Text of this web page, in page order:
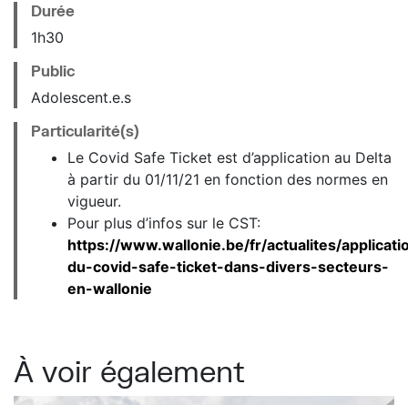
Durée
1h30
Public
Adolescent.e.s
Particularité(s)
Le Covid Safe Ticket est d’application au Delta
à partir du 01/11/21 en fonction des normes en
vigueur.
Pour plus d’infos sur le CST:
https://www.wallonie.be/fr/actualites/
du-covid-safe-ticket-dans-divers-secteurs-
en-wallonie
À voir également